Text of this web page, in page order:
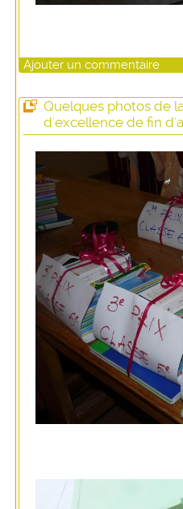
Ajouter un commentaire
Quelques photos de
d'excellence de fin